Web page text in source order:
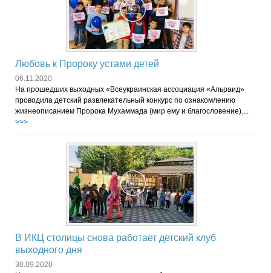
Любовь к Пророку устами детей
06.11.2020
На прошедших выходных «Всеукраинская ассоциация «Альраид»
проводила детский развлекательный конкурс по ознакомлению
жизнеописанием Пророка Мухаммада (мир ему и благословение)....
>>>
В ИКЦ столицы снова работает детский клуб
выходного дня
30.09.2020